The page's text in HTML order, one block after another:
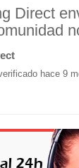
Direct
hace 9